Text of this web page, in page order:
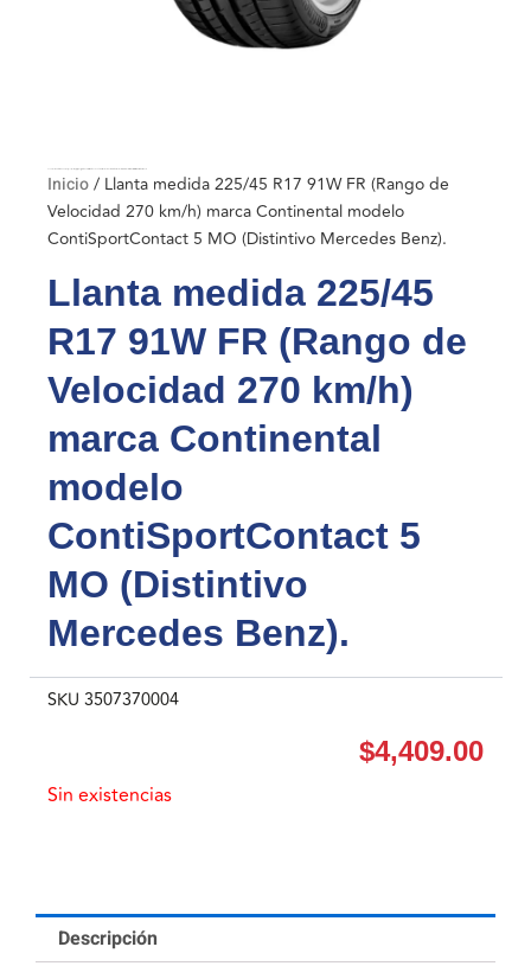
Inicio/ Llanta medida 225/45 R17 91W FR (Rango de
Velocidad 270 km/h) marca Continental modelo
ContiSportContact 5 MO (Distintivo Mercedes Benz).
Llanta medida 225/45
R17 91W FR (Rango de
Velocidad 270 km/h)
marca Continental
modelo
ContiSportContact 5
MO (Distintivo
Mercedes Benz).
SKU 3507370004
$4,409.00
Sin existencias
Descripción